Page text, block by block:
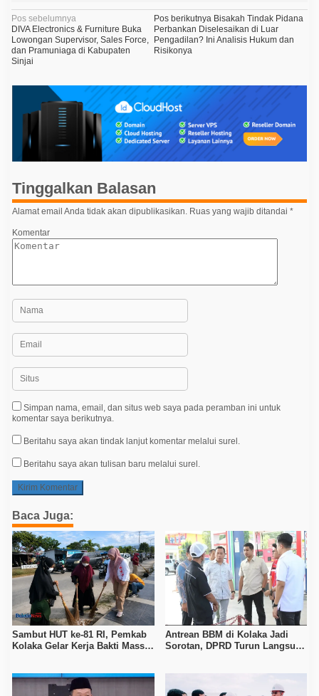
N
a
v
o
s
Pos sebelumnya
DIVA Electronics & Furniture Buka
Lowongan Supervisor, Sales Force,
dan Pramuniaga di Kabupaten
Sinjai
Pos berikutnyaBisakah Tindak Pidana
Perbankan Diselesaikan di Luar
Pengadilan? Ini Analisis Hukum dan
Risikonya
Tinggalkan Balasan
Alamat email Anda tidak akan dipublikasikan. Ruas yang wajib ditandai *
Komentar
Simpan nama, email, dan situs web saya pada peramban ini untuk
komentar saya berikutnya.
Beritahu saya akan tindak lanjut komentar melalui surel.
Beritahu saya akan tulisan baru melalui surel.
Baca Juga:
Sambut HUT ke-81 RI, Pemkab
Kolaka Gelar Kerja Bakti Massal
Antrean BBM di Kolaka Jadi
Sorotan, DPRD Turun Langsung